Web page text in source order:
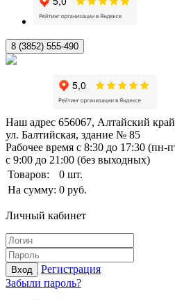
8 (3852) 555-490
Наш адрес 656067, Алтайский
ул. Балтийская, здание № 85
Рабочее время с 8:30 до 17:30 (пн-
с 9:00 до 21:00 (без выходных)
Товаров:
0 шт.
На сумму: 0 руб.
Личный кабинет
Вход
Регистрация
Забыли пароль?